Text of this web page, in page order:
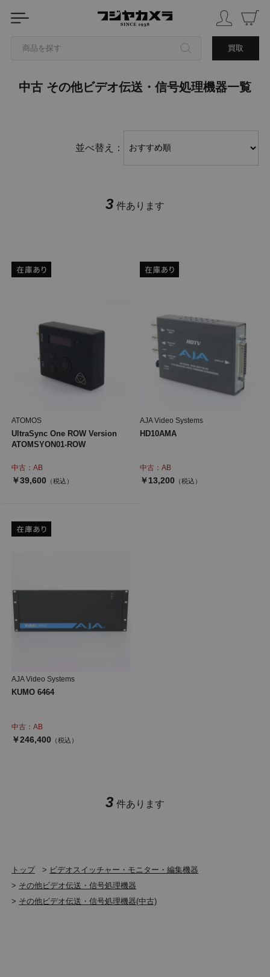
商品を探す 買取
カテゴリから探す
中古 その他ビデオ伝送・信号処理機器一覧
並べ替え：
3 件あります
中古：AB
ATOMOS
UltraSync One ROW Version
ATOMSYON01-ROW
￥39,600 （税込）
中古：AB
AJA Video Systems
HD10AMA
￥13,200 （税込）
中古：AB
AJA Video Systems
KUMO 6464
￥246,400 （税込）
3 件あります
トップ > ビデオスイッチャー・モニター・編集機器
> その他ビデオ伝送・信号処理機器
> その他ビデオ伝送・信号処理機器(中古)